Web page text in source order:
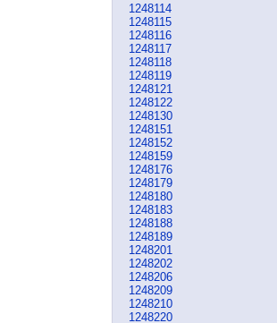
1248114
1248115
1248116
1248117
1248118
1248119
1248121
1248122
1248130
1248151
1248152
1248159
1248176
1248179
1248180
1248183
1248188
1248189
1248201
1248202
1248206
1248209
1248210
1248220